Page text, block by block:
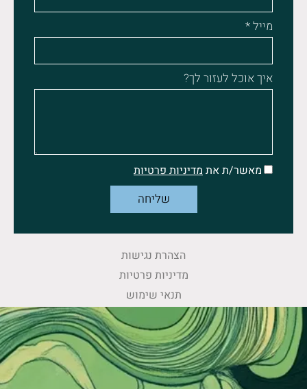
מייל *
איך אוכל לעזור לך?
מאשר/ת אתמדיניות פרטיות
שליחה
הצהרת נגישות
מדיניות פרטיות
תנאי שימוש